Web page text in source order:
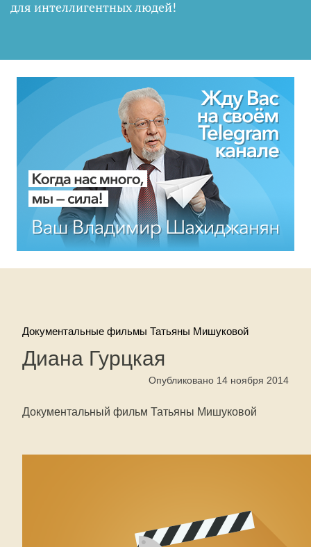
для интеллигентных людей!
Документальные фильмы Татьяны Мишуковой
Диана Гурцкая
Опубликовано 14 ноября 2014
Документальный фильм Татьяны Мишуковой